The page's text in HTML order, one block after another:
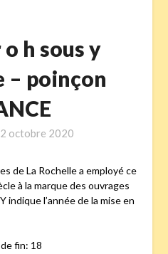
h sous y
– poinçon
octobre 2020
de La Rochelle a employé ce
à la marque des ouvrages
indique l’année de la mise en
fin: 18